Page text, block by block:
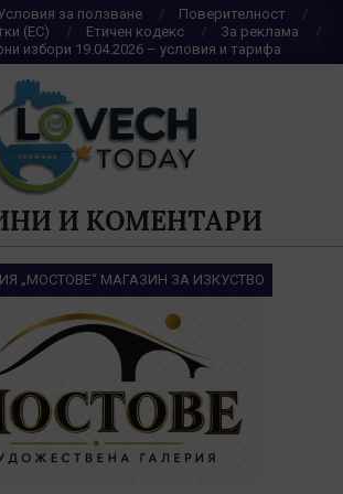
за ползване
Поверителност
(ЕС)
Етичен кодекс
За реклама
избори 19.04.2026 – условия и тарифа
И КОМЕНТАРИ
„МОСТОВЕ“ МАГАЗИН ЗА ИЗКУСТВО